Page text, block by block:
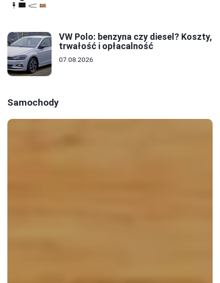
VW Polo: benzyna czy diesel? Koszty,
trwałość i opłacalność
07.08.2026
Samochody